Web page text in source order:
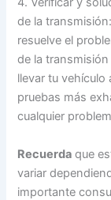
de la
resuelve el
de la
llevar tu vehículo
pruebas más
cualquier
Recuerda que
variar
importante